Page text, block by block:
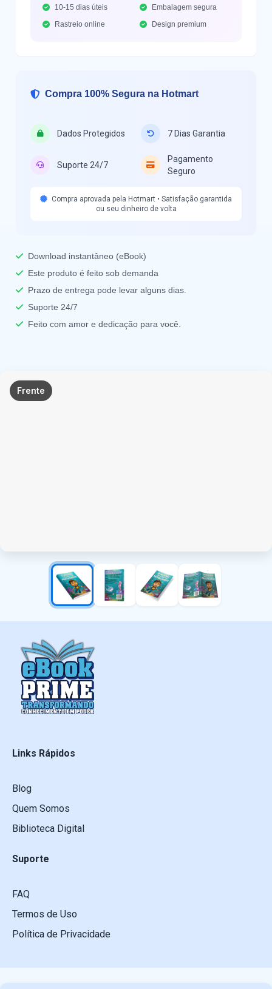
10-15 dias úteis
Embalagem segura
Rastreio online
Design premium
Compra 100% Segura na Hotmart
Dados Protegidos 7 Dias Garantia
Suporte 24/7
Pagamento
Seguro
Compra aprovada pela Hotmart • Satisfação garantida
ou seu dinheiro de volta
Download instantâneo (eBook)
Este produto é feito sob demanda
Prazo de entrega pode levar alguns dias.
Suporte 24/7
Feito com amor e dedicação para você.
Frente
Links Rápidos
Blog
Quem Somos
Biblioteca Digital
Suporte
FAQ
Termos de Uso
Política de Privacidade